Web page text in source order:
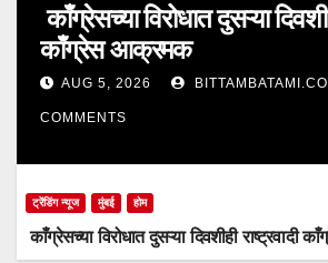
काँग्रेसच्या विरोधात दुसऱ्या
काँग्रेस आक्रमक
AUG 5, 2026
COMMENTS
ट्रेंडिंग न्यूज मुंबई होम
काँग्रेसच्या विरोधात दुसऱ्या दिवशीही राष्ट्रवादी